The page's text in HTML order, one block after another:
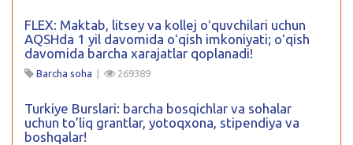
FLEX: Maktab, litsey va kollej oʻquvchilari uchun
AQSHda 1 yil davomida oʻqish imkoniyati; oʻqish
davomida barcha xarajatlar qoplanadi!
Barcha soha | 269389
Turkiye Burslari: barcha bosqichlar va sohalar
uchun to’liq grantlar, yotoqxona, stipendiya va
boshqalar!